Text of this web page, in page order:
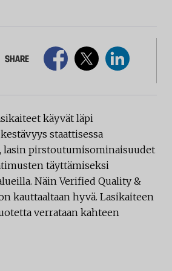
SHARE
käyvät läpi
staattisessa
lasin pirstoutumisominaisuudet
täyttämiseksi
Näin Verified Quality &
kauttaaltaan hyvä. Lasikaiteen
verrataan kahteen